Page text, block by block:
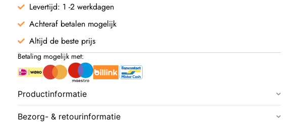
Levertijd: 1 -2 werkdagen
Achteraf betalen mogelijk
Altijd de beste prijs
Betaling mogelijk met:
Productinformatie
Bezorg- & retourinformatie